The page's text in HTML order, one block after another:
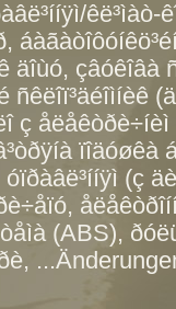
êë³ìàò-
äîùó, çâóêîâà
ñêëîï³äéîìíèê
ç
ïîäóøêà
(ç
(ABS),